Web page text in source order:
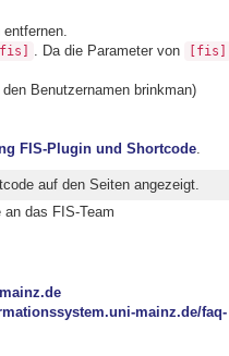
. Da die Parameter von [fis]
Benutzernamen brinkman)
FIS-Plugin und Shortcode.
auf den Seiten angezeigt.
das FIS-Team
mainz.de/faq-